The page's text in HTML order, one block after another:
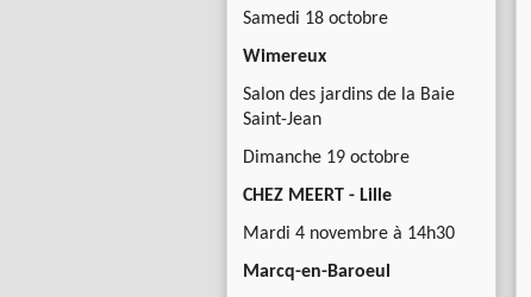
Samedi 18 octobre
Wimereux
Salon des jardins de la Baie
Saint-Jean
Dimanche 19 octobre
CHEZ MEERT - Lille
Mardi 4 novembre à 14h30
Marcq-en-Baroeul